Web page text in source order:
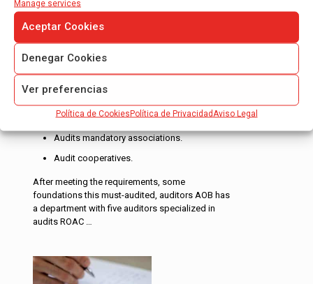
Manage services
Aceptar Cookies
Denegar Cookies
Ver preferencias
Política de CookiesPolítica de Privacidad Aviso Legal
AUDIT OF FOUNDATIONS AND
ASSOCIATIONS
Mandatory audits foundations.
Audits mandatory associations.
Audit cooperatives.
After meeting the requirements, some
foundations this must-audited, auditors AOB has
a department with five auditors specialized in
audits ROAC …